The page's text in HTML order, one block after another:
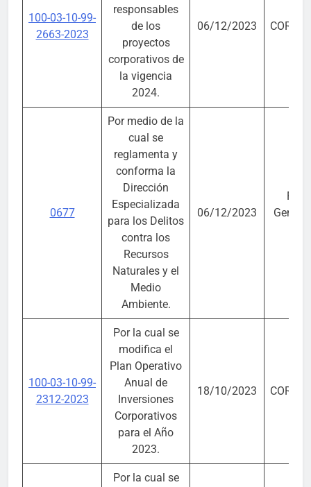
100-03-10-99-
2663-2023
responsables
de los
proyectos
corporativos de
la vigencia
2024.
06/12/2023
0677
Por medio de la
cual se
reglamenta y
conforma la
Dirección
Especializada
para los Delitos
contra los
Recursos
Naturales y el
Medio
Ambiente.
06/12/2023
100-03-10-99-
2312-2023
Por la cual se
modifica el
Plan Operativo
Anual de
Inversiones
Corporativos
para el Año
2023.
18/10/2023
Por la cual se